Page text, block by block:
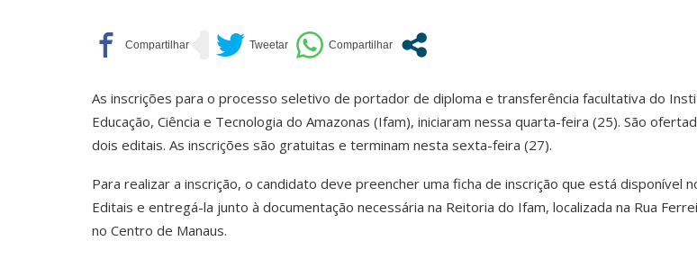
As inscrições para o processo seletivo de portador de diploma e transferência facultativa do
Educação, Ciência e Tecnologia do Amazonas (Ifam), iniciaram nessa quarta-feira (25). São
dois editais. As inscrições são gratuitas e terminam nesta sexta-feira (27).
Para realizar a inscrição, o candidato deve preencher uma ficha de inscrição que está disponível
Editais e entregá-la junto à documentação necessária na Reitoria do Ifam, localizada na Rua
no Centro de Manaus.